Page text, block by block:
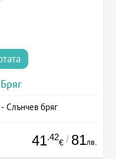
Слънчев бряг
41.42
€ / 81лв.